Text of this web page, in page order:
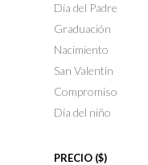
Día del Padre
Graduación
Nacimiento
San Valentín
Compromiso
Día del niño
PRECIO ($)